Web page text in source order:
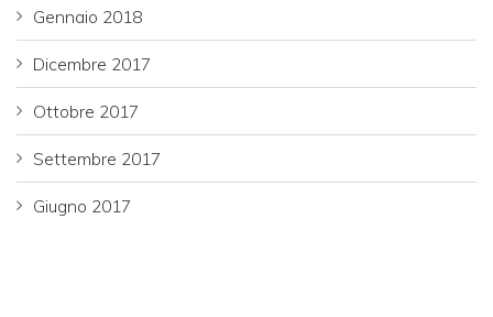
Gennaio 2018
Dicembre 2017
Ottobre 2017
Settembre 2017
Giugno 2017